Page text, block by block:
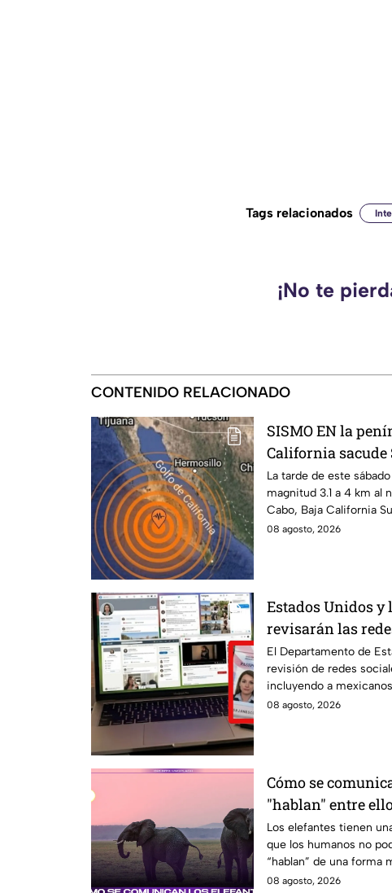
Tags relacionados
¡No te
CONTENIDO RELACIONADO
SISMO EN la
California sacude
La tarde de este
magnitud 3.1 a 4 km al
Cabo, Baja California
08 agosto, 2026
Estados Unidos y
revisarán las
mexicanos que
El Departamento de
revisión de redes
incluyendo a
08 agosto, 2026
Cómo se
"hablan" entre
Los elefantes tienen
que los humanos no
“hablan” de una forma
invitamos a ver el video.
08 agosto, 2026